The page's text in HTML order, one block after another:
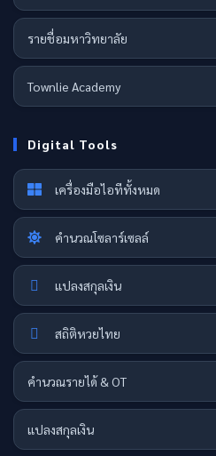
รายชื่อมหาวิทยาลัย
Townlie Academy
Digital Tools
เครื่องมือไอทีทั้งหมด
คำนวณโซลาร์เซลล์
แปลงสกุลเงิน
สถิติหวยไทย
คำนวณรายได้ & OT
แปลงสกุลเงิน